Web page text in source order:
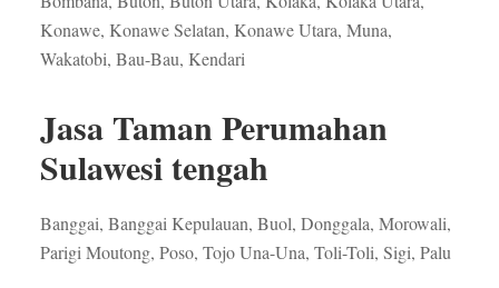
Konawe, Konawe Selatan, Konawe Utara, Muna,
Wakatobi, Bau-Bau, Kendari
Jasa Taman Perumahan
Sulawesi tengah
Banggai, Banggai Kepulauan, Buol, Donggala, Morowali,
Parigi Moutong, Poso, Tojo Una-Una, Toli-Toli, Sigi, Palu